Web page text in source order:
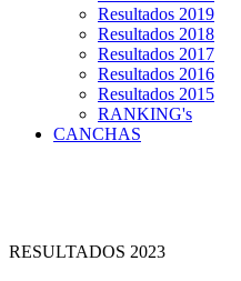
Resultados 2019
Resultados 2018
Resultados 2017
Resultados 2016
Resultados 2015
RANKING's
CANCHAS
RESULTADOS 2023